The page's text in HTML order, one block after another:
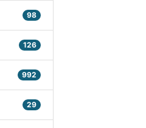
98
126
992
29